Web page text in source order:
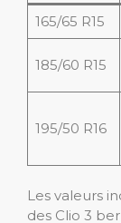
165/65 R15
185/60 R15
195/50 R16
Les valeurs
des Clio 3